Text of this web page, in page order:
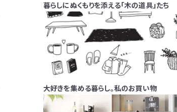
暮らしにぬくもりを添える「木の道具」たち
大好きを集める暮らし。私のお買い物